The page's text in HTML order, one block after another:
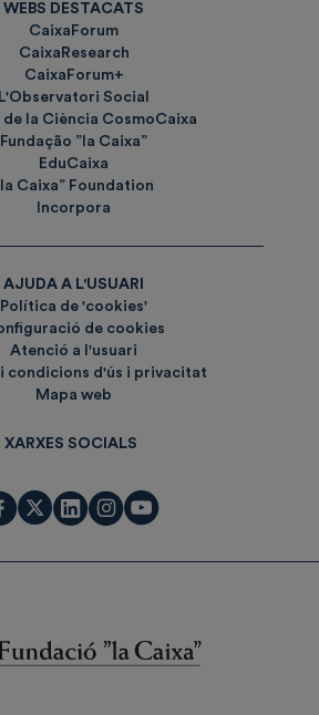
WEBS DESTACATS
CaixaForum
CaixaResearch
CaixaForum+
L'Observatori Social
de la Ciència CosmoCaixa
Fundação ”la Caixa”
EduCaixa
Caixa” Foundation
Incorpora
AJUDA A L'USUARI
Política de 'cookies'
de cookies
Atenció a l'usuari
i condicions d'ús i privacitat
Mapa web
XARXES SOCIALS